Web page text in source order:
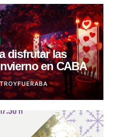
disfrutar las
en CABA